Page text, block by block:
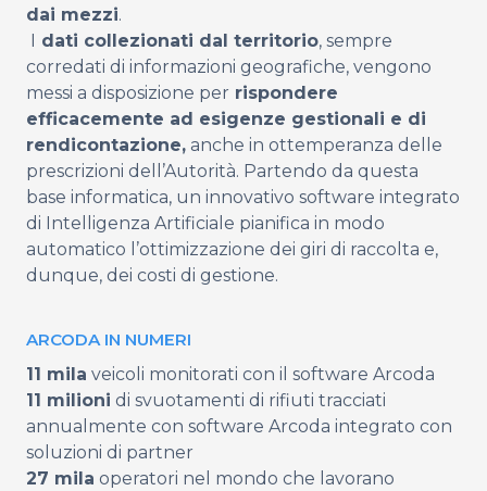
dai mezzi.
I dati collezionati dal territorio, sempre
corredati di informazioni geografiche, vengono
messi a disposizione per rispondere
efficacemente ad esigenze gestionali e di
rendicontazione, anche in ottemperanza delle
prescrizioni dell’Autorità. Partendo da questa
base informatica, un innovativo software integrato
di Intelligenza Artificiale pianifica in modo
automatico l’ottimizzazione dei giri di raccolta e,
dunque, dei costi di gestione.
ARCODA IN NUMERI
11 mila veicoli monitorati con il software Arcoda
11 milioni di svuotamenti di rifiuti tracciati
annualmente con software Arcoda integrato con
soluzioni di partner
27 mila operatori nel mondo che lavorano